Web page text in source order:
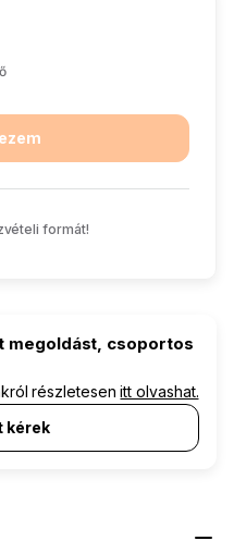
formát!
megoldást, csoportos
részletesenitt olvashat.
kérek